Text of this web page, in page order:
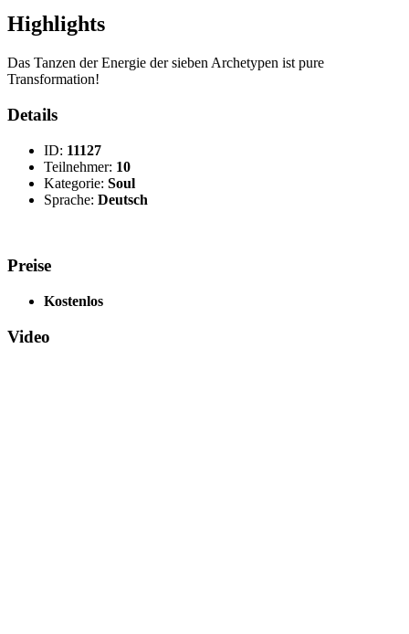
Highlights
Das Tanzen der Energie der sieben Archetypen ist pure
Transformation!
Details
ID: 11127
Teilnehmer: 10
Kategorie: Soul
Sprache: Deutsch
Preise
Kostenlos
Video